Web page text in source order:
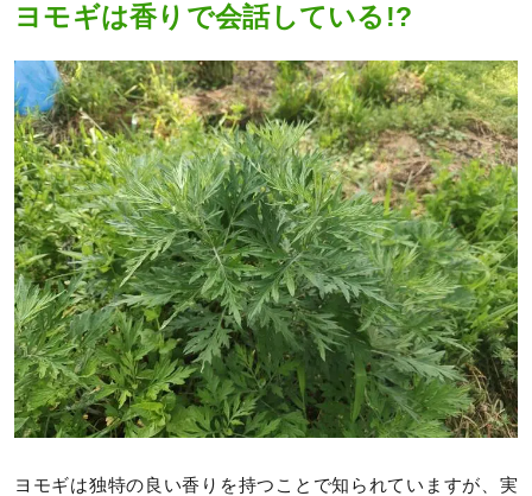
ヨモギは香りで会話している!?
ヨモギは独特の良い香りを持つことで知られていますが、実